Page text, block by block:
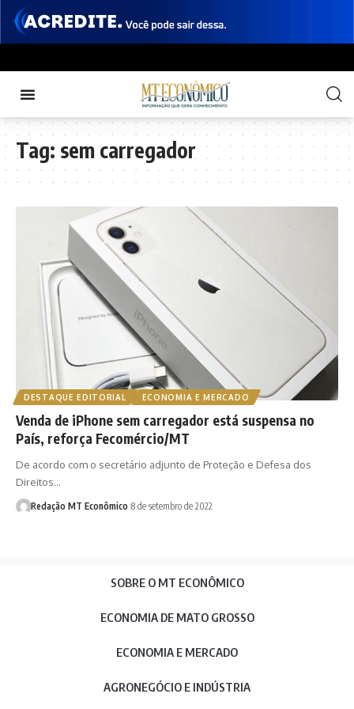
Tag: sem carregador
DESTAQUE EDITORIAL ECONOMIA E MERCADO
Venda de iPhone sem carregador está suspensa no
País, reforça Fecomércio/MT
De acordo com o secretário adjunto de Proteção e Defesa dos
Direitos…
Redação MT Econômico 8 de setembro de 2022
SOBRE O MT ECONÔMICO
ECONOMIA DE MATO GROSSO
ECONOMIA E MERCADO
AGRONEGÓCIO E INDÚSTRIA